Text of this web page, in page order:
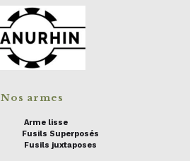
Nos armes
Arme lisse
Fusils Superposés
Fusils juxtaposes